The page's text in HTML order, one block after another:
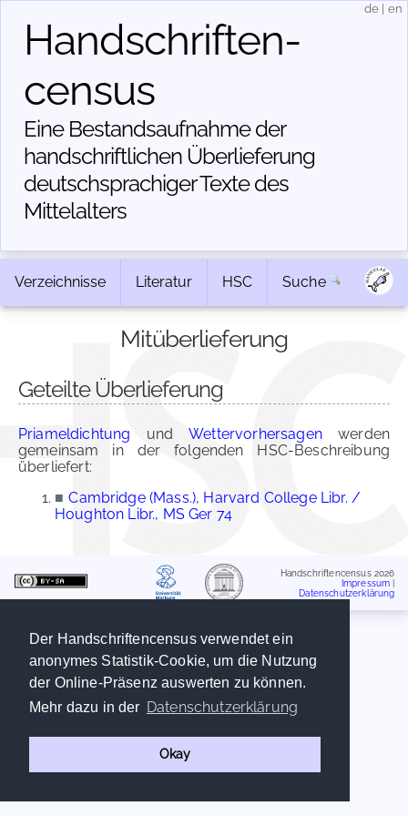
Der Handschriftencensus verwendet ein
anonymes Statistik-Cookie, um die Nutzung
der Online-Präsenz auswerten zu können.
Mehr dazu in der Datenschutzerklärung
Okay
Handschriften­
census
Eine Bestandsaufnahme der
handschriftlichen Über­lieferung
deutschsprachiger Texte des
Mittelalters
de en
Verzeichnisse Literatur HSC Suche
Mitüberlieferung
Geteilte Überlieferung
Priameldichtung undWettervorhersagenwerden
gemeinsam in der folgenden HSC-Beschreibung
überliefert:
■ Cambridge (Mass.), Harvard College Libr. /
Houghton Libr., MS Ger 74
Handschriftencensus 2026
Impressum
Datenschutzerklärung